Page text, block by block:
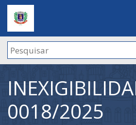
0018/2025